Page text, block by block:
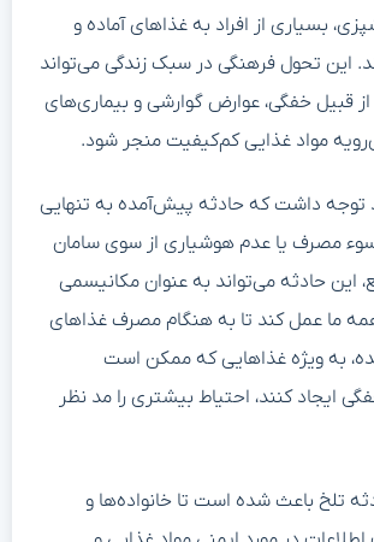
بسیاری از افراد به غذاهای آماده و
این تحول فرهنگی در سبک زندگی می‌تواند
قبیل خفگی، عوارض گوارشی و بیماری‌های
مواد غذایی کم‌کیفیت منجر شود.
توجه داشت که حادثه پیش‌آمده به تنهایی
مصرف یا عدم هوشیاری از سوی سامان
این حادثه می‌تواند به عنوان مکانیسمی
ما عمل کند تا به هنگام مصرف غذاهای
به ویژه غذاهایی که ممکن است
ایجاد کنند، احتیاط بیشتری را مد نظر
تلخ باعث شده است تا خانواده‌ها و